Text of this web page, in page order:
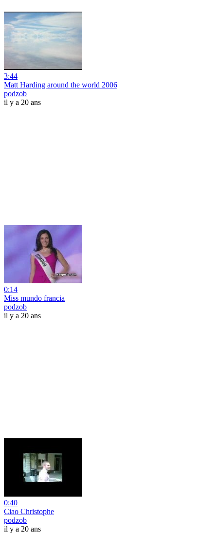
3:44
Matt Harding around the world 2006
podzob
il y a 20 ans
0:14
Miss mundo francia
podzob
il y a 20 ans
0:40
Ciao Christophe
podzob
il y a 20 ans